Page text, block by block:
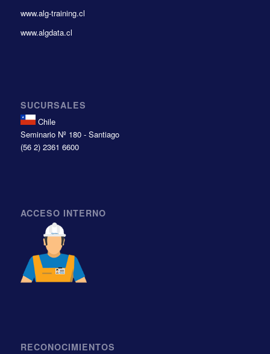
www.alg-training.cl
www.algdata.cl
SUCURSALES
Chile
Seminario Nº 180 - Santiago
(56 2) 2361 6600
ACCESO INTERNO
RECONOCIMIENTOS